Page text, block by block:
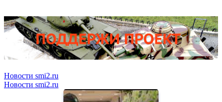
Новости smi2.ru
Новости smi2.ru